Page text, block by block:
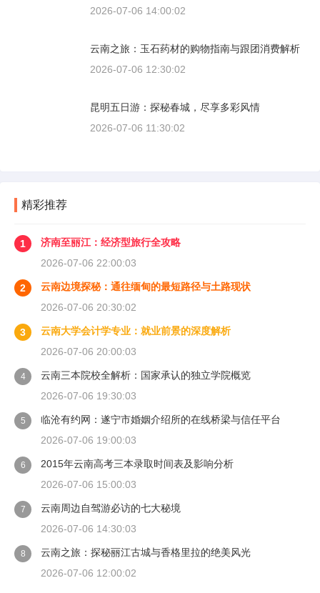
2026-07-06 14:00:02
云南之旅：玉石药材的购物指南与跟团消费解析
2026-07-06 12:30:02
昆明五日游：探秘春城，尽享多彩风情
2026-07-06 11:30:02
精彩推荐
1
济南至丽江：经济型旅行全攻略
2026-07-06 22:00:03
2
云南边境探秘：通往缅甸的最短路径与土路现状
2026-07-06 20:30:02
3
云南大学会计学专业：就业前景的深度解析
2026-07-06 20:00:03
4
云南三本院校全解析：国家承认的独立学院概览
2026-07-06 19:30:03
5
临沧有约网：遂宁市婚姻介绍所的在线桥梁与信任平台
2026-07-06 19:00:03
6
2015年云南高考三本录取时间表及影响分析
2026-07-06 15:00:03
7
云南周边自驾游必访的七大秘境
2026-07-06 14:30:03
8
云南之旅：探秘丽江古城与香格里拉的绝美风光
2026-07-06 12:00:02